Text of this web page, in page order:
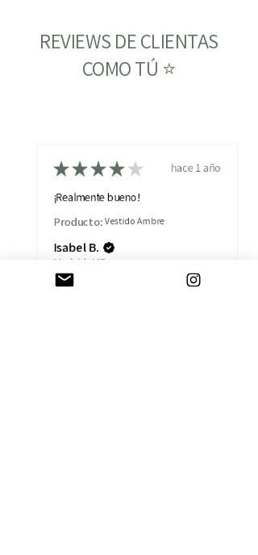
REVIEWS DE CLIENTAS
COMO TÚ ⭐
★★★★ ★
hace 1 año
¡Realmente bueno!
Producto: Vestido Ambre
Isabel B.
Madrid, MD